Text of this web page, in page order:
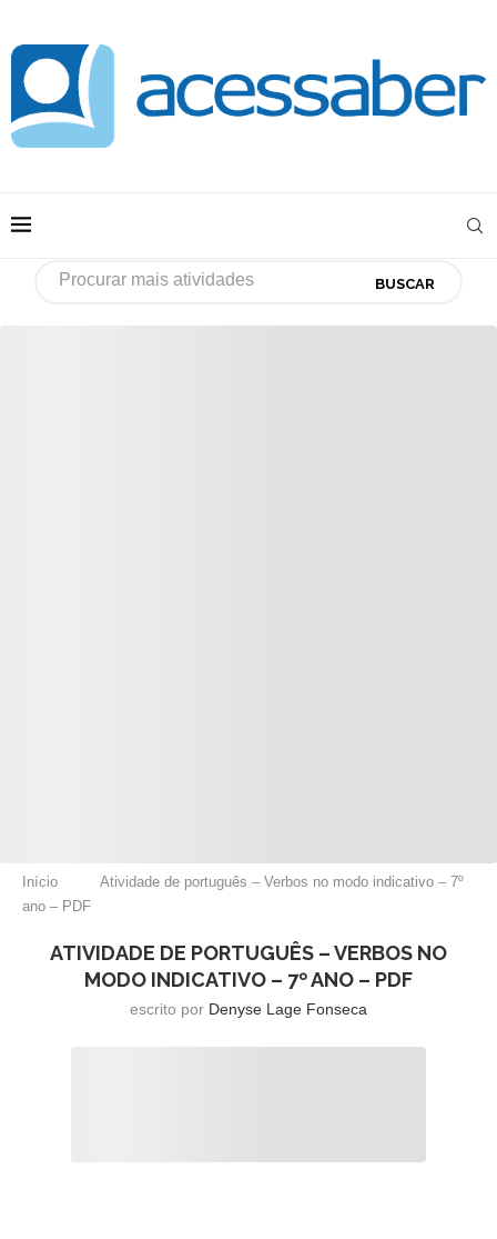
BUSCAR
Início
Atividade de português – Verbos no modo indicativo – 7º
ano – PDF
ATIVIDADE DE PORTUGUÊS – VERBOS NO
MODO INDICATIVO – 7º ANO – PDF
escrito por Denyse Lage Fonseca